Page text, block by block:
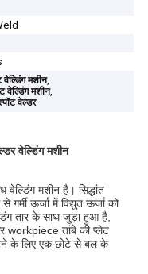
वेल्डिंग मशीन,
वेल्डिंग मशीन,
वेल्डर
वेल्डिंग मशीन
वेल्डिंग मशीन है। सिद्धांत
ऊर्जा में विद्युत ऊर्जा को
तार के साथ जुड़ा हुआ है,
workpiece तांबे की प्लेट
के लिए एक छोटे से बल के